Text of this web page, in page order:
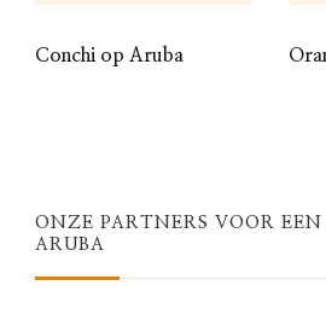
Conchi op Aruba
ONZE PARTNERS VOOR
ARUBA